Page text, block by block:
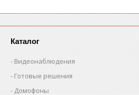
Каталог
Видеонаблюдения
Готовые решения
Домофоны